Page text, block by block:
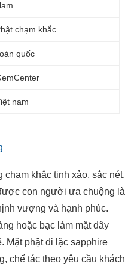
chạm khắc
quốc
nam
chạm khắc tinh xảo, sắc nét.
con người ưa chuộng là
vượng và hạnh phúc.
hoặc bạc làm mặt dây
Mặt phật di lặc sapphire
chế tác theo yêu cầu khách